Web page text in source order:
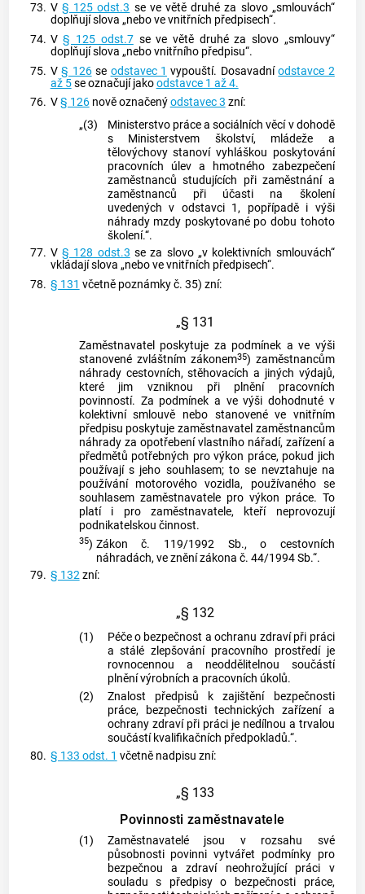
73. V § 125 odst.3 se ve větě druhé za slovo „smlouvách“
doplňují slova „nebo ve vnitřních předpisech“.
74. V§ 125 odst.7se ve větě druhé za slovo „smlouvy“
doplňují slova „nebo vnitřního předpisu“.
75. V§ 126se odstavec 1 vypouští. Dosavadníodstavce 2
až 5se označují jakoodstavce 1 až 4.
76. V§ 126nově označenýodstavec 3 zní:
„(3)
Ministerstvo práce a sociálních věcí v dohodě
s Ministerstvem školství, mládeže a
tělovýchovy stanoví vyhláškou poskytování
pracovních úlev a hmotného zabezpečení
zaměstnanců studujících při zaměstnání a
zaměstnanců při účasti na školení
uvedených v odstavci 1, popřípadě i výši
náhrady mzdy poskytované po dobu tohoto
školení.“.
77. V § 128 odst.3 se za slovo „v kolektivních smlouvách“
vkládají slova „nebo ve vnitřních předpisech“.
78. § 131 včetně poznámky č. 35) zní:
„§ 131
Zaměstnavatel poskytuje za podmínek a ve výši
stanovené zvláštním zákonem35) zaměstnancům
náhrady cestovních, stěhovacích a jiných výdajů,
které jim vzniknou při plnění pracovních
povinností. Za podmínek a ve výši dohodnuté v
kolektivní smlouvě nebo stanovené ve vnitřním
předpisu poskytuje zaměstnavatel zaměstnancům
náhrady za opotřebení vlastního nářadí, zařízení a
předmětů potřebných pro výkon práce, pokud jich
používají s jeho souhlasem; to se nevztahuje na
používání motorového vozidla, používaného se
souhlasem zaměstnavatele pro výkon práce. To
platí i pro zaměstnavatele, kteří neprovozují
podnikatelskou činnost.
35) Zákon č. 119/1992 Sb., o cestovních
náhradách, ve znění zákona č. 44/1994 Sb.“.
79. § 132zní:
„§ 132
(1)
Péče o bezpečnost a ochranu zdraví při práci
a stálé zlepšování pracovního prostředí je
rovnocennou a neoddělitelnou součástí
plnění výrobních a pracovních úkolů.
(2)
Znalost předpisů k zajištění bezpečnosti
práce, bezpečnosti technických zařízení a
ochrany zdraví při práci je nedílnou a trvalou
součástí kvalifikačních předpokladů.“.
80. § 133 odst. 1 včetně nadpisu zní:
„§ 133
Povinnosti zaměstnavatele
(1)
Zaměstnavatelé jsou v rozsahu své
působnosti povinni vytvářet podmínky pro
bezpečnou a zdraví neohrožující práci v
souladu s předpisy o bezpečnosti práce,